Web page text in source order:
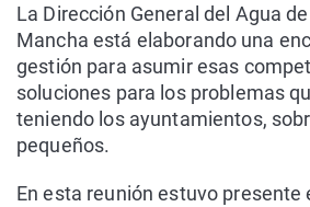
La Dirección General del Agua
Mancha está elaborando una
gestión para asumir esas
soluciones para los problemas
teniendo los ayuntamientos,
pequeños.
En esta reunión estuvo presente